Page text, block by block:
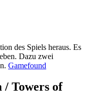
des Spiels heraus. Es
Dazu zwei
Gamefound
/ Towers of